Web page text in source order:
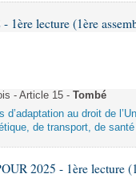
1ère lecture (1ère
- Article 15 - Tombé
au droit de
de transport, de
2025 - 1ère lecture